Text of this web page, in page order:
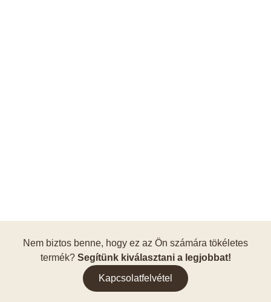
Nem biztos benne, hogy ez az Ön számára tökéletes
termék? Segítünk kiválasztani a legjobbat!
Kapcsolatfelvétel